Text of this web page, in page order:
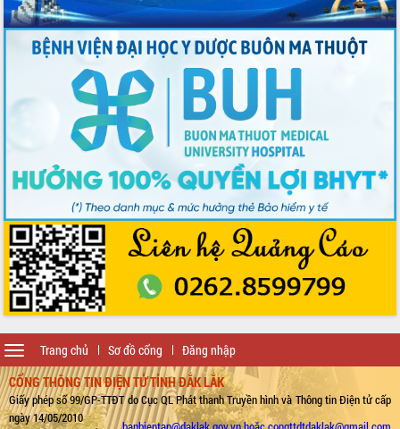
Trang chủ Sơ đồ cổng Đăng nhập
Toggle
navigation
CỔNG THÔNG TIN ĐIỆN TỬ TỈNH ĐẮK LẮK
Giấy phép số 99/GP-TTĐT do Cục QL Phát thanh Truyền hình và Thông tin Điện tử cấp
ngày 14/05/2010